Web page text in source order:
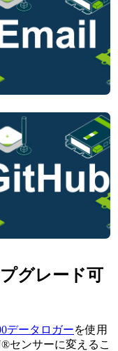
グレード可
データロガーを使用
センサーに変えるこ